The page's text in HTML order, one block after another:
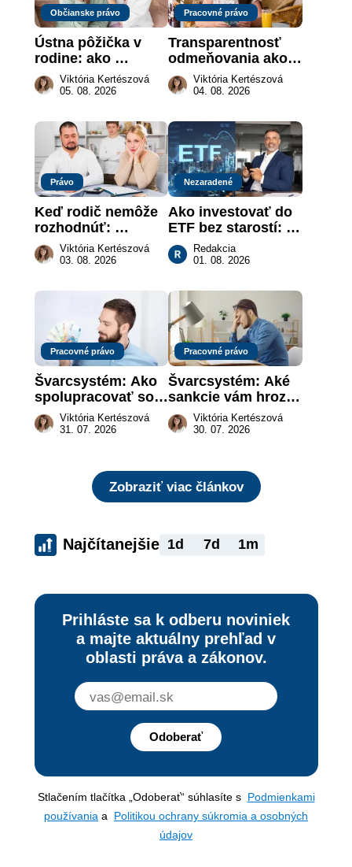
Občianske právo
Ústna pôžička v
rodine: ako
vymôcť peniaze,
keď na papieri nie
Viktória Kertészová
05. 08. 2026
Pracovné právo
Transparentnosť
odmeňovania ako
právna povinnosť:
revolúcia na
práce
Viktória Kertészová
04. 08. 2026
Právo
Keď rodič nemôže
rozhodnúť:
nahradenie prejavu
vôle súdom v
Viktória Kertészová
03. 08. 2026
Nezaradené
Ako investovať do
ETF bez starostí:
Investičné plány,
ktoré urobia prácu
Redakcia
01. 08. 2026
Pracovné právo
Švarcsystém: Ako
spolupracovať so
živnostníkom
legálne a bez
Viktória Kertészová
31. 07. 2026
Pracovné právo
Švarcsystém: Aké
sankcie vám hrozia
a prečo nestačí
zaplatiť pokutu?
Viktória Kertészová
30. 07. 2026
Zobraziť viac článkov
Najčítanejšie 1d 7d 1m
Prihláste sa k odberu noviniek
a majte aktuálny prehľad v
oblasti práva a zákonov.
Odoberať
Stlačením tlačítka „Odoberať“ súhlasíte s Podmienkami
používania a Politikou ochrany súkromia a osobných
údajov